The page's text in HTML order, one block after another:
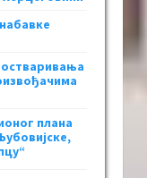
плана